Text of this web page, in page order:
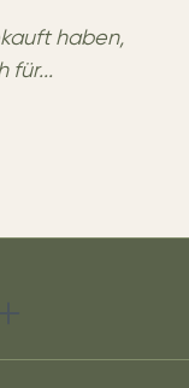
haben,
für...